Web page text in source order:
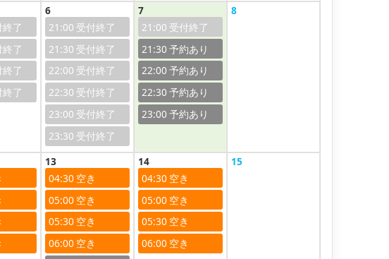
6
21:00
21:30
22:00
22:30
23:00
23:30
7
21:00
21:30
22:00
22:30
23:00
8
13
04:30
05:00
05:30
06:00
14
04:30
05:00
05:30
06:00
15